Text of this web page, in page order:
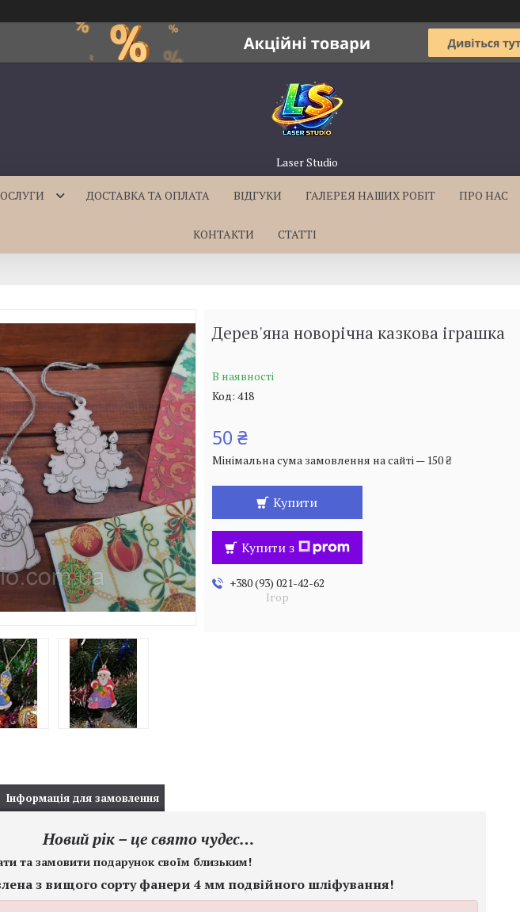
Laser Studio
ДОСТАВКА ТА ОПЛАТА ВІДГУКИ ГАЛЕРЕЯ НАШИХ РОБІТ ПРО НАС
КОНТАКТИ СТАТТІ
Дерев'яна новорічна казкова іграшка
В наявності
Код: 418
50 ₴
Мінімальна сума замовлення на сайті — 150 ₴
Купити
Купити з
+380 (93) 021-42-62
Ігор
Інформація для замовлення
Новий рік – це свято чудес…
та замовити подарунок своїм близьким!
з вищого сорту фанери 4 мм подвійного шліфування!